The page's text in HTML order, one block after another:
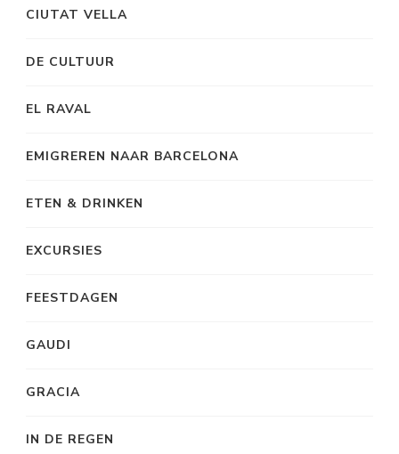
CIUTAT VELLA
DE CULTUUR
EL RAVAL
EMIGREREN NAAR BARCELONA
ETEN & DRINKEN
EXCURSIES
FEESTDAGEN
GAUDI
GRACIA
IN DE REGEN